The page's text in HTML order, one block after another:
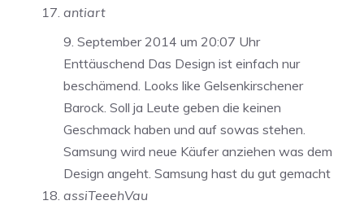
antiart
9. September 2014 um 20:07 Uhr
Enttäuschend Das Design ist einfach nur
beschämend. Looks like Gelsenkirschener
Barock. Soll ja Leute geben die keinen
Geschmack haben und auf sowas stehen.
Samsung wird neue Käufer anziehen was dem
Design angeht. Samsung hast du gut gemacht
assiTeeehVau